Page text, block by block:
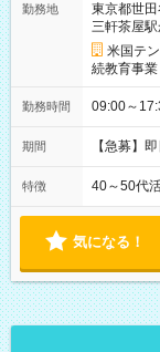
勤務地
東京都世田
三軒茶屋
米国テ
続教育事業
勤務時間 09:00～
期間 【急募】
特徴 40～50代
気になる！